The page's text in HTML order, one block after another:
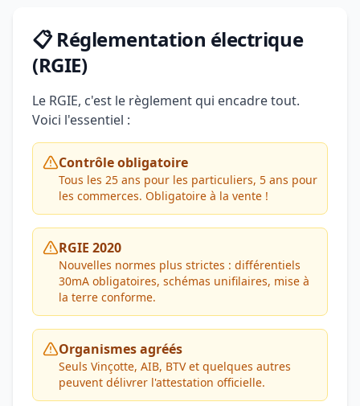
📋 Réglementation électrique
(RGIE)
Le RGIE, c'est le règlement qui encadre tout.
Voici l'essentiel :
Contrôle obligatoire
Tous les 25 ans pour les particuliers, 5 ans pour
les commerces. Obligatoire à la vente !
RGIE 2020
Nouvelles normes plus strictes : différentiels
30mA obligatoires, schémas unifilaires, mise à
la terre conforme.
Organismes agréés
Seuls Vinçotte, AIB, BTV et quelques autres
peuvent délivrer l'attestation officielle.